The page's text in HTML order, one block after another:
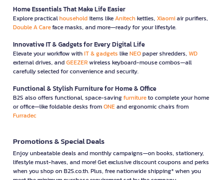
Home Essentials That Make Life Easier
Explore practicalhouseholditems likeAnitechkettles, Xiaomiair purifiers,
Double A Careface masks, and more—ready for your lifestyle.
Innovative IT & Gadgets for Every Digital Life
Elevate your workflow withIT & gadgets likeNEOpaper shredders, WD
external drives, andGEEZERwireless keyboard-mouse combos—all
carefully selected for convenience and security.
Functional & Stylish Furniture for Home & Office
B2S also offers functional, space-savingfurnitureto complete your home
or office—like foldable desks fromONEand ergonomic chairs from
Furradec
Promotions & Special Deals
Enjoy unbeatable deals and monthly campaigns—on books, stationery,
lifestyle must-haves, and more! Get exclusive discount coupons and perks
when you shop on B2S.co.th. Plus, free nationwide shipping* when you